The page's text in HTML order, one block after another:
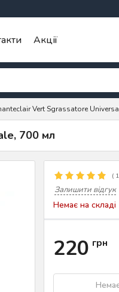
Акції
Vert Sgrassatore
700 мл
( 1
Залишити відгук
Немає на складі
220 грн